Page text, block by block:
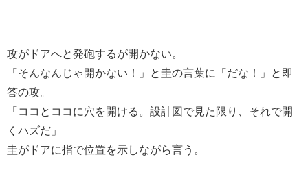
攻がドアへと発砲するが開かない。
「そんなんじゃ開かない！」と圭の言葉に「だな！」と即
答の攻。
「ココとココに穴を開ける。設計図で見た限り、それで開
くハズだ」
圭がドアに指で位置を示しながら言う。